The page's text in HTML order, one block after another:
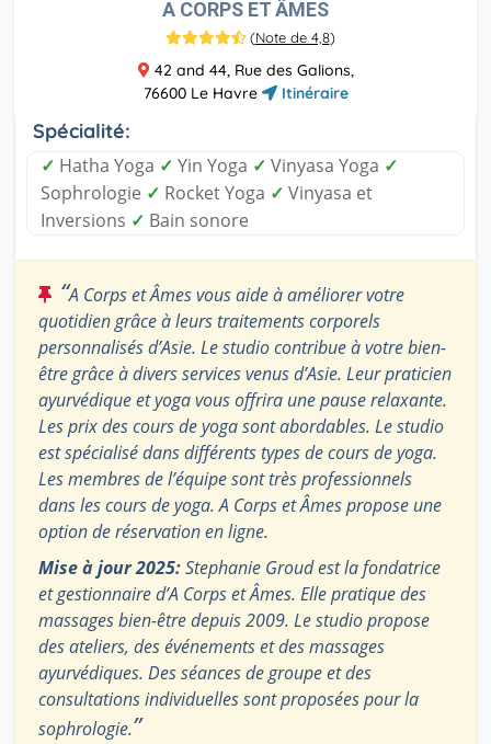
A CORPS ET ÂMES
(Note de 4,8)
42 and 44, Rue des Galions,
76600 Le Havre
Itinéraire
Spécialité:
✓ Hatha Yoga ✓ Yin Yoga ✓ Vinyasa Yoga ✓
Sophrologie ✓ Rocket Yoga ✓ Vinyasa et
Inversions ✓ Bain sonore
“A Corps et Âmes vous aide à améliorer votre
quotidien grâce à leurs traitements corporels
personnalisés d’Asie. Le studio contribue à votre bien-
être grâce à divers services venus d’Asie. Leur praticien
ayurvédique et yoga vous offrira une pause relaxante.
Les prix des cours de yoga sont abordables. Le studio
est spécialisé dans différents types de cours de yoga.
Les membres de l’équipe sont très professionnels
dans les cours de yoga. A Corps et Âmes propose une
option de réservation en ligne.
Mise à jour 2025:Stephanie Groud est la fondatrice
et gestionnaire d’A Corps et Âmes. Elle pratique des
massages bien-être depuis 2009. Le studio propose
des ateliers, des événements et des massages
ayurvédiques. Des séances de groupe et des
consultations individuelles sont proposées pour la
sophrologie.”